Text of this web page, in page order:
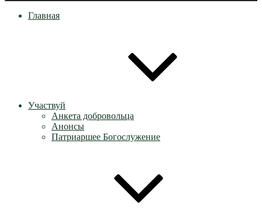
Главная
Участвуй
Анкета добровольца
Анонсы
Патриаршее Богослужение